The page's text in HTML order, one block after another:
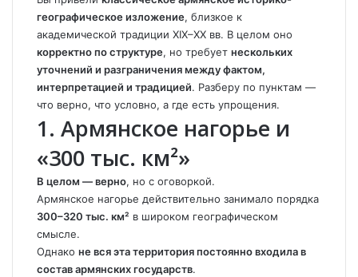
географическое изложение, близкое к
академической традиции XIX–XX вв. В целом оно
корректно по структуре, но требует нескольких
уточнений и разграничения между фактом,
интерпретацией и традицией. Разберу по пунктам —
что верно, что условно, а где есть упрощения.
1. Армянское нагорье и
«300 тыс. км²»
В целом — верно, но с оговоркой.
Армянское нагорье действительно занимало порядка
300–320 тыс. км² в широком географическом
смысле.
Однако не вся эта территория постоянно входила в
состав армянских государств.